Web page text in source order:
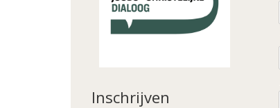
Inschrijven